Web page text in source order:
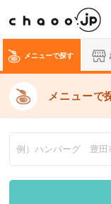
メニューで探す
メニューで